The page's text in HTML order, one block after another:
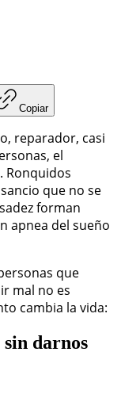
Copiar
reparador, casi
el
Ronquidos
que no se
forman
apnea del sueño
que
mal no es
cambia la vida:
darnos